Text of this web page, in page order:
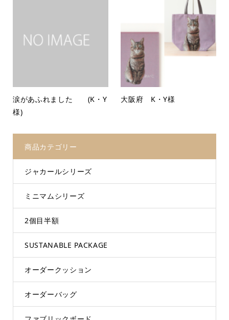
涙があふれました (K・Y
様)
大阪府 K・Y様
商品カテゴリー
ジャカールシリーズ
ミニマムシリーズ
2個目半額
SUSTANABLE PACKAGE
オーダークッション
オーダーバッグ